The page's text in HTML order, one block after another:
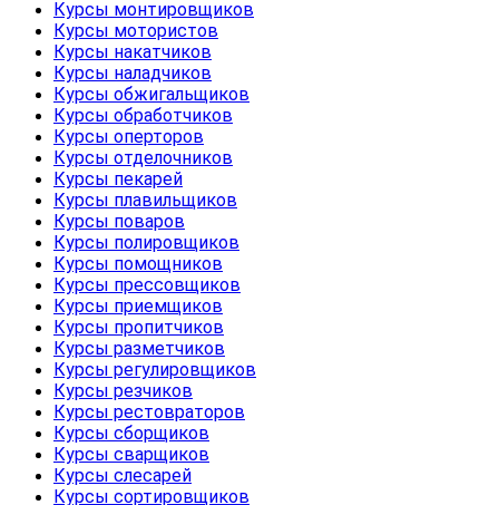
Курсы монтировщиков
Курсы мотористов
Курсы накатчиков
Курсы наладчиков
Курсы обжигальщиков
Курсы обработчиков
Курсы оперторов
Курсы отделочников
Курсы пекарей
Курсы плавильщиков
Курсы поваров
Курсы полировщиков
Курсы помощников
Курсы прессовщиков
Курсы приемщиков
Курсы пропитчиков
Курсы разметчиков
Курсы регулировщиков
Курсы резчиков
Курсы рестовраторов
Курсы сборщиков
Курсы сварщиков
Курсы слесарей
Курсы сортировщиков